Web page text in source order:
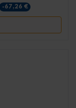
-67,26 €